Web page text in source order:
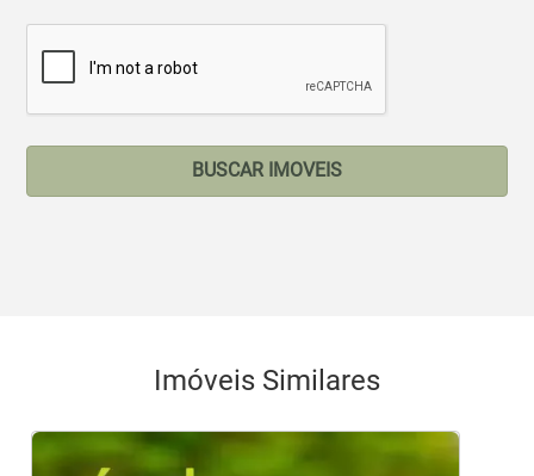
BUSCAR IMOVEIS
Imóveis Similares